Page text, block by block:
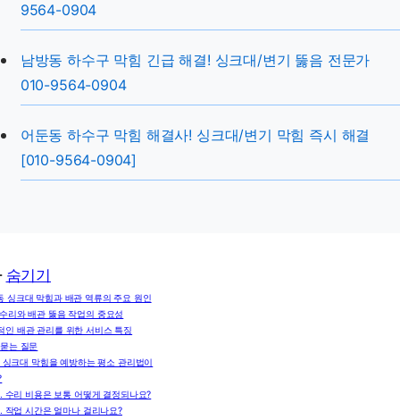
9564-0904
남방동 하수구 막힘 긴급 해결! 싱크대/변기 뚫음 전문가
010-9564-0904
어둔동 하수구 막힘 해결사! 싱크대/변기 막힘 즉시 해결
[010-9564-0904]
숨기기
싱크대 막힘과 배관 역류의 주요 원인
리와 배관 뚫음 작업의 중요성
인 배관 관리를 위한 서비스 특징
는 질문
싱크대 막힘을 예방하는 평소 관리법이
수리 비용은 보통 어떻게 결정되나요?
작업 시간은 얼마나 걸리나요?